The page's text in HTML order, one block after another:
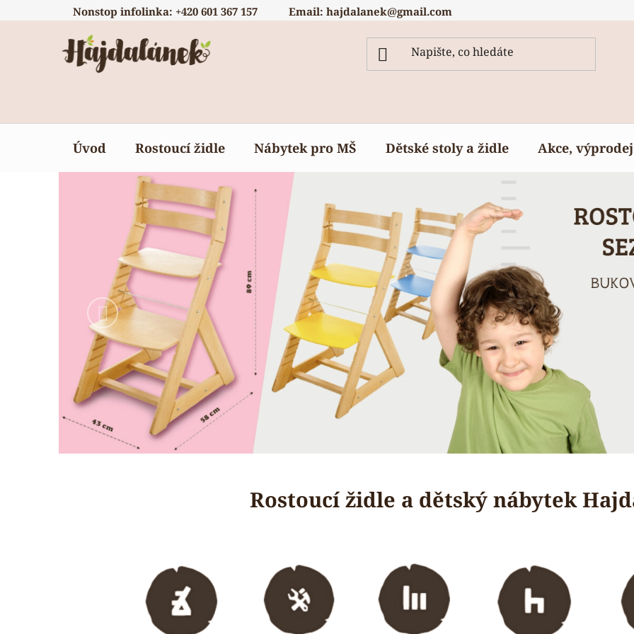
na
Nonstop infolinka: +420 601 367 157 Email: hajdalanek@gmail.com
Úvod Rostoucí židle Nábytek pro MŠ Dětské stoly a židle Akce, výprodej
Předchozí
Rostoucí židle a dětský nábytek